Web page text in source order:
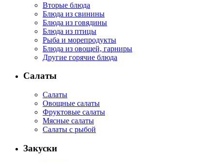
Вторые блюда
Блюда из свинины
Блюда из говядины
Блюда из птицы
Рыба и морепродукты
Блюда из овощей, гарниры
Другие горячие блюда
Салаты
Салаты
Овощные салаты
Фруктовые салаты
Мясные салаты
Салаты с рыбой
Закуски